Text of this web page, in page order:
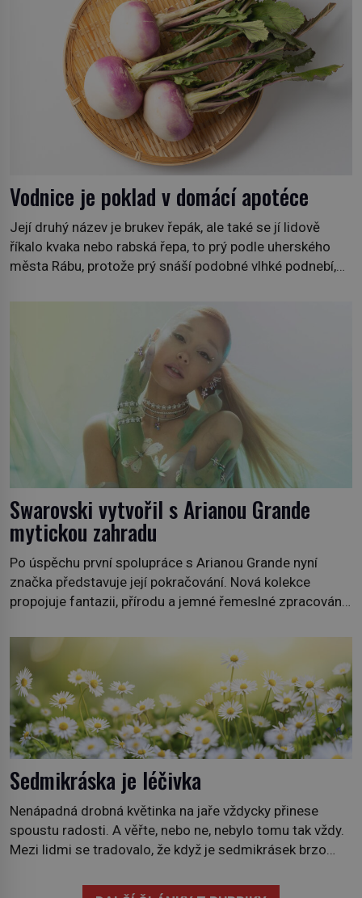
Vodnice je poklad v domácí apotéce
Její druhý název je brukev řepák, ale také se jí lidově
říkalo kvaka nebo rabská řepa, to prý podle uherského
města Rábu, protože prý snáší podobné vlhké podnebí,
někdy i v obchodech. Její bulvy jsou bílé, nahoře někdy
Swarovski vytvořil s Arianou Grande
mytickou zahradu
Po úspěchu první spolupráce s Arianou Grande nyní
značka představuje její pokračování. Nová kolekce
propojuje fantazii, přírodu a jemné řemeslné zpracování
třicítka šperků působí hravě a zároveň rafinovaně.
Spolupráce mezi značkou Swarovski a zpěvačkou a
herečkou Arianou Grande vstupuje do nové kapitoly. Po
debutové kolekci, která představila moderní […]
Sedmikráska je léčivka
Nenápadná drobná květinka na jaře vždycky přinese
spoustu radosti. A věřte, nebo ne, nebylo tomu tak vždy.
Mezi lidmi se tradovalo, že když je sedmikrásek brzo
mizerná úroda. Odtud také její název chudobka. Ale